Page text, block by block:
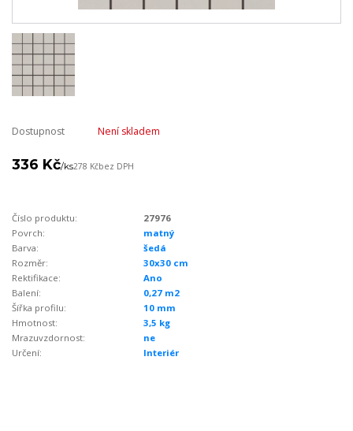
Dostupnost Není skladem
336 Kč/ks278 Kčbez DPH
Číslo produktu:
27976
Povrch:
matný
Barva:
šedá
Rozměr:
30x30 cm
Rektifikace:
Ano
Balení:
0,27 m2
Šířka profilu:
10 mm
Hmotnost:
3,5 kg
Mrazuvzdornost:
ne
Určení:
Interiér